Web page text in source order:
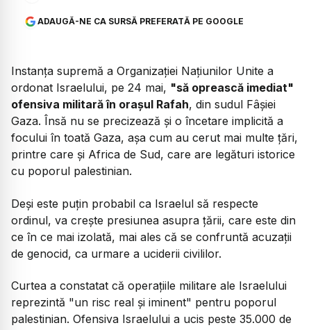
ADAUGĂ-NE CA SURSĂ PREFERATĂ PE GOOGLE
Instanța supremă a Organizației Națiunilor Unite a
ordonat Israelului, pe 24 mai, "să oprească imediat"
ofensiva militară în orașul Rafah, din sudul Fâșiei
Gaza. Însă nu se precizează și o încetare implicită a
focului în toată Gaza, așa cum au cerut mai multe țări,
printre care și Africa de Sud, care are legături istorice
cu poporul palestinian.
Deși este puțin probabil ca Israelul să respecte
ordinul, va crește presiunea asupra țării, care este din
ce în ce mai izolată, mai ales că se confruntă acuzații
de genocid, ca urmare a uciderii civililor.
Curtea a constatat că operațiile militare ale Israelului
reprezintă "un risc real și iminent" pentru poporul
palestinian. Ofensiva Israelului a ucis peste 35.000 de